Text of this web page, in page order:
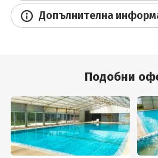
Допълнителна
Подобни